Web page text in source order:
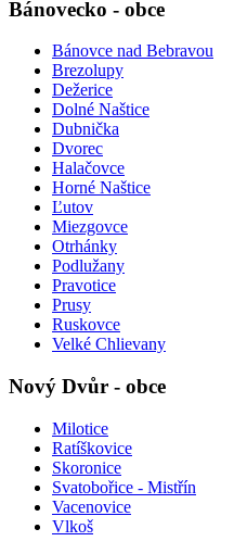
Bánovecko - obce
Bánovce nad Bebravou
Brezolupy
Dežerice
Dolné Naštice
Dubnička
Dvorec
Halačovce
Horné Naštice
Ľutov
Miezgovce
Otrhánky
Podlužany
Pravotice
Prusy
Ruskovce
Velké Chlievany
Nový Dvůr - obce
Milotice
Ratíškovice
Skoronice
Svatobořice - Mistřín
Vacenovice
Vlkoš